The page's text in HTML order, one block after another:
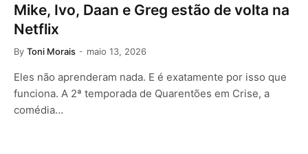
Mike, Ivo, Daan e Greg estão de volta na
Netflix
By Toni Morais maio 13, 2026
Eles não aprenderam nada. E é exatamente por isso que
funciona. A 2ª temporada de Quarentões em Crise, a
comédia…